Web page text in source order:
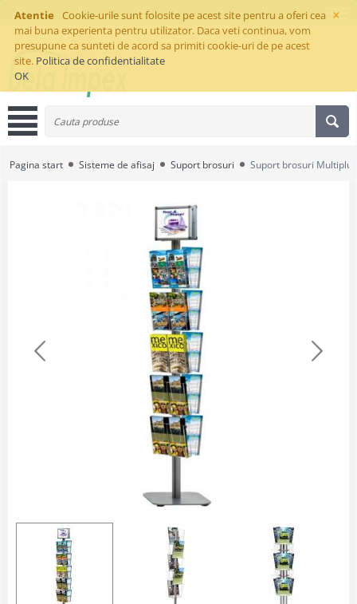
×
Atentie
Cookie-urile sunt folosite pe acest site pentru a oferi cea
mai buna experienta pentru utilizator. Daca veti continua, vom
presupune ca sunteti de acord sa primiti cookie-uri de pe acest
site. Politica de confidentialitate
OK
Pagina start Sisteme de afisaj Suport brosuri Suport brosuri Multiplu